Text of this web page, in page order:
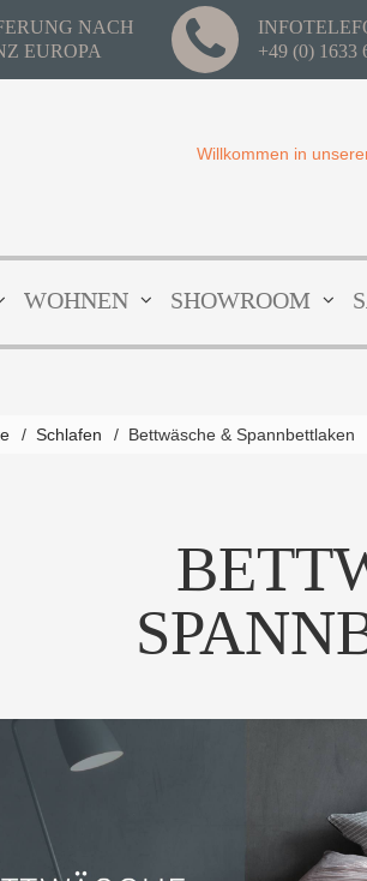
NACH
EUROPA
+49 (0) 1633
Willkommen in
WOHNEN SHOWROOM
/ Schlafen / Bettwäsche & Spannbettlaken